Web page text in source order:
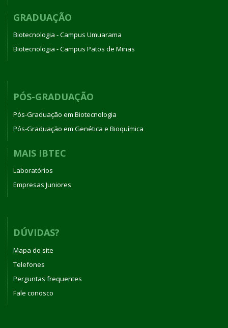
GRADUAÇÃO
Biotecnologia - Campus Umuarama
Biotecnologia - Campus Patos de Minas
PÓS-GRADUAÇÃO
Pós-Graduação em Biotecnologia
Pós-Graduação em Genética e Bioquímica
MAIS IBTEC
Laboratórios
Empresas Juniores
DÚVIDAS?
Mapa do site
Telefones
Perguntas frequentes
Fale conosco